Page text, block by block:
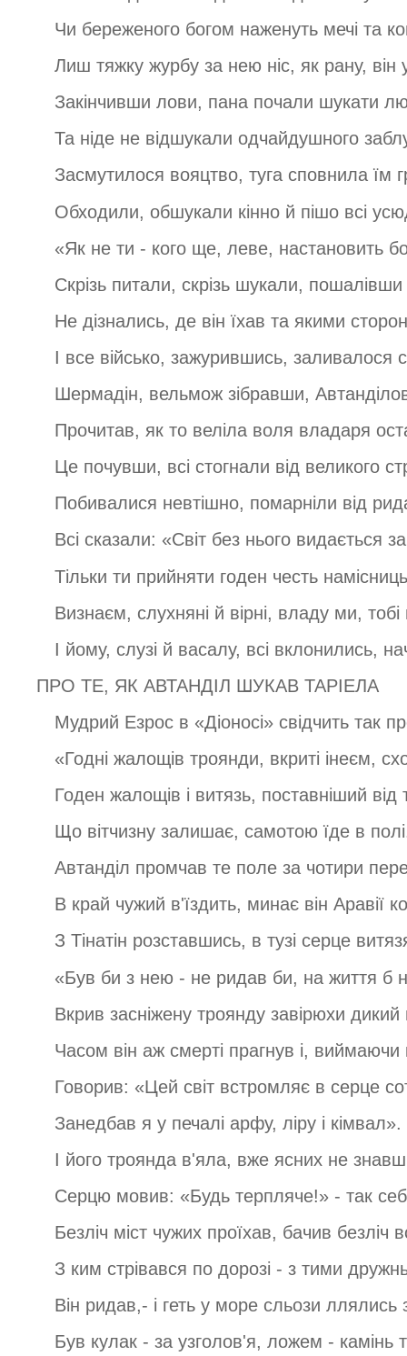
Чи береженого богом наженуть мечі та
Лиш тяжку журбу за нею ніс, як рану, він
Закінчивши лови, пана почали шукати
Та ніде не відшукали одчайдушного
Засмутилося вояцтво, туга сповнила їм
Обходили, обшукали кінно й пішо всі
«Як не ти - кого ще, леве, настановить
Скрізь питали, скрізь шукали,
Не дізнались, де він їхав та якими
І все військо, зажурившись, заливалося
Шермадін, вельмож зібравши,
Прочитав, як то веліла воля владаря
Це почувши, всі стогнали від великого
Побивалися невтішно, помарніли від
Всі сказали: «Світ без нього видається
Тільки ти прийняти годен честь
Визнаєм, слухняні й вірні, владу ми,
І йому, слузі й васалу, всі вклонились,
ПРО ТЕ, ЯК АВТАНДІЛ ШУКАВ ТАРІЕЛА
Мудрий Езрос в «Діоносі» свідчить так
«Годні жалощів троянди, вкриті інеєм,
Годен жалощів і витязь, поставніший від
Що вітчизну залишає, самотою їде в
Автанділ промчав те поле за чотири
В край чужий в'їздить, минає він Аравії
З Тінатін розставшись, в тузі серце
«Був би з нею - не ридав би, на життя б
Вкрив засніжену троянду завірюхи
Часом він аж смерті прагнув і,
Говорив: «Цей світ встромляє в серце
Занедбав я у печалі арфу, ліру і кімвал».
І його троянда в'яла, вже ясних не
Серцю мовив: «Будь терпляче!» - так
Безліч міст чужих проїхав, бачив безліч
З ким стрівався по дорозі - з тими
Він ридав,- і геть у море сльози ллялись
Був кулак - за узголов'я, ложем - камінь